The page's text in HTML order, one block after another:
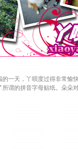
一天，丫呗度过得非常愉
谓的拼音字母贴纸。朵朵